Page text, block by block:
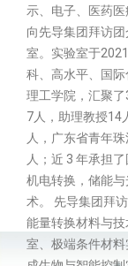
示、电子、医药
向先导集团拜访
室。实验室于
科、高水平、国
理工学院，汇聚
7人，助理教授14
人，广东省青年
人；近 3 年承担
机电转换，储能
术。 先导集团拜
能量转换材料与
室、极端条件材